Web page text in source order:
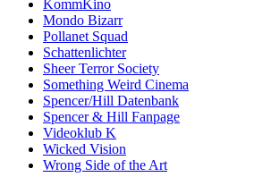
KommKino
Mondo Bizarr
Pollanet Squad
Schattenlichter
Sheer Terror Society
Something Weird Cinema
Spencer/Hill Datenbank
Spencer & Hill Fanpage
Videoklub K
Wicked Vision
Wrong Side of the Art